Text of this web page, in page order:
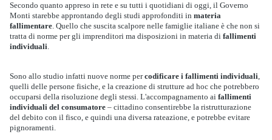
Secondo quanto appreso in rete e su tutti i quotidiani di oggi, il Governo
Monti starebbe approntando degli studi approfonditi in materia
fallimentare. Quello che suscita scalpore nelle famiglie italiane è che non si
tratta di norme per gli imprenditori ma disposizioni in materia di fallimenti
individuali.
Sono allo studio infatti nuove norme percodificare i fallimenti individuali,
quelli delle persone fisiche, e la creazione di strutture ad hoc che potrebbero
occuparsi della risoluzione degli stessi. L'accompagnamento ai fallimenti
individuali del consumatore – cittadino consentirebbe la ristrutturazione
del debito con il fisco, e quindi una diversa rateazione, e potrebbe evitare
pignoramenti.